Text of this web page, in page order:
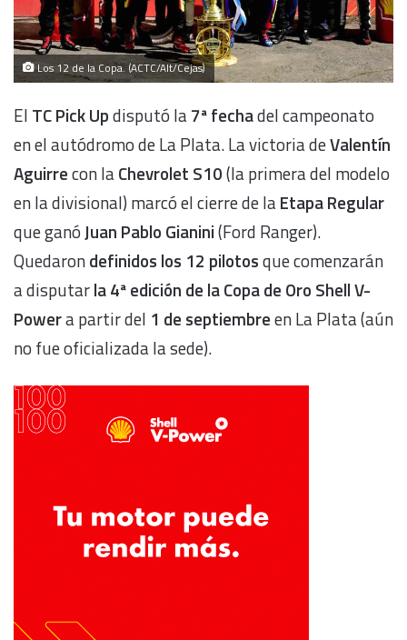
Los 12 de la Copa. (ACTC/Alt/Cejas)
El TC Pick Updisputó la7ª fechadel campeonato
en el autódromo de La Plata. La victoria deValentín
Aguirrecon laChevrolet S10(la primera del modelo
en la divisional) marcó el cierre de laEtapa Regular
que ganóJuan Pablo Gianini(Ford Ranger).
Quedarondefinidos los 12 pilotosque comenzarán
a disputarla 4ª edición de la Copa de Oro Shell V-
Powera partir del 1 de septiembreen La Plata (aún
no fue oficializada la sede).